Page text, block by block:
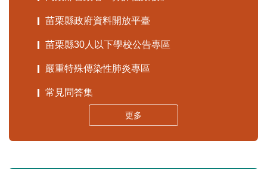
苗栗縣政府資料開放平臺
苗栗縣30人以下學校公告專區
嚴重特殊傳染性肺炎專區
常見問答集
更多